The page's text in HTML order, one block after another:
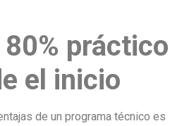
práctico
el inicio
de un programa técnico es